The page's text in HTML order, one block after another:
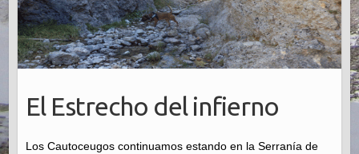
El Estrecho del infierno
Los Cautoceugos continuamos estando en la Serranía de